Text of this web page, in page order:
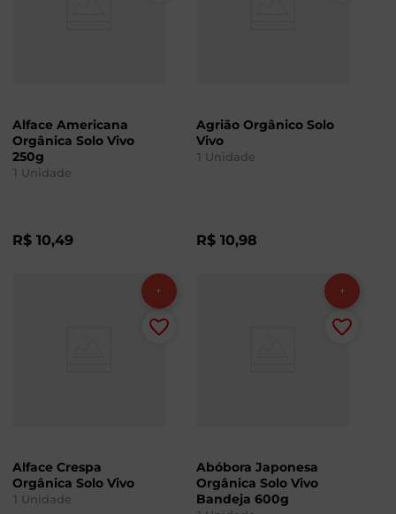
Alface Americana
Orgânica Solo Vivo
250g
1 Unidade
R$ 10,49
Agrião Orgânico Solo
Vivo
1 Unidade
R$ 10,98
Alface Crespa
Orgânica Solo Vivo
1 Unidade
Abóbora Japonesa
Orgânica Solo Vivo
Bandeja 600g